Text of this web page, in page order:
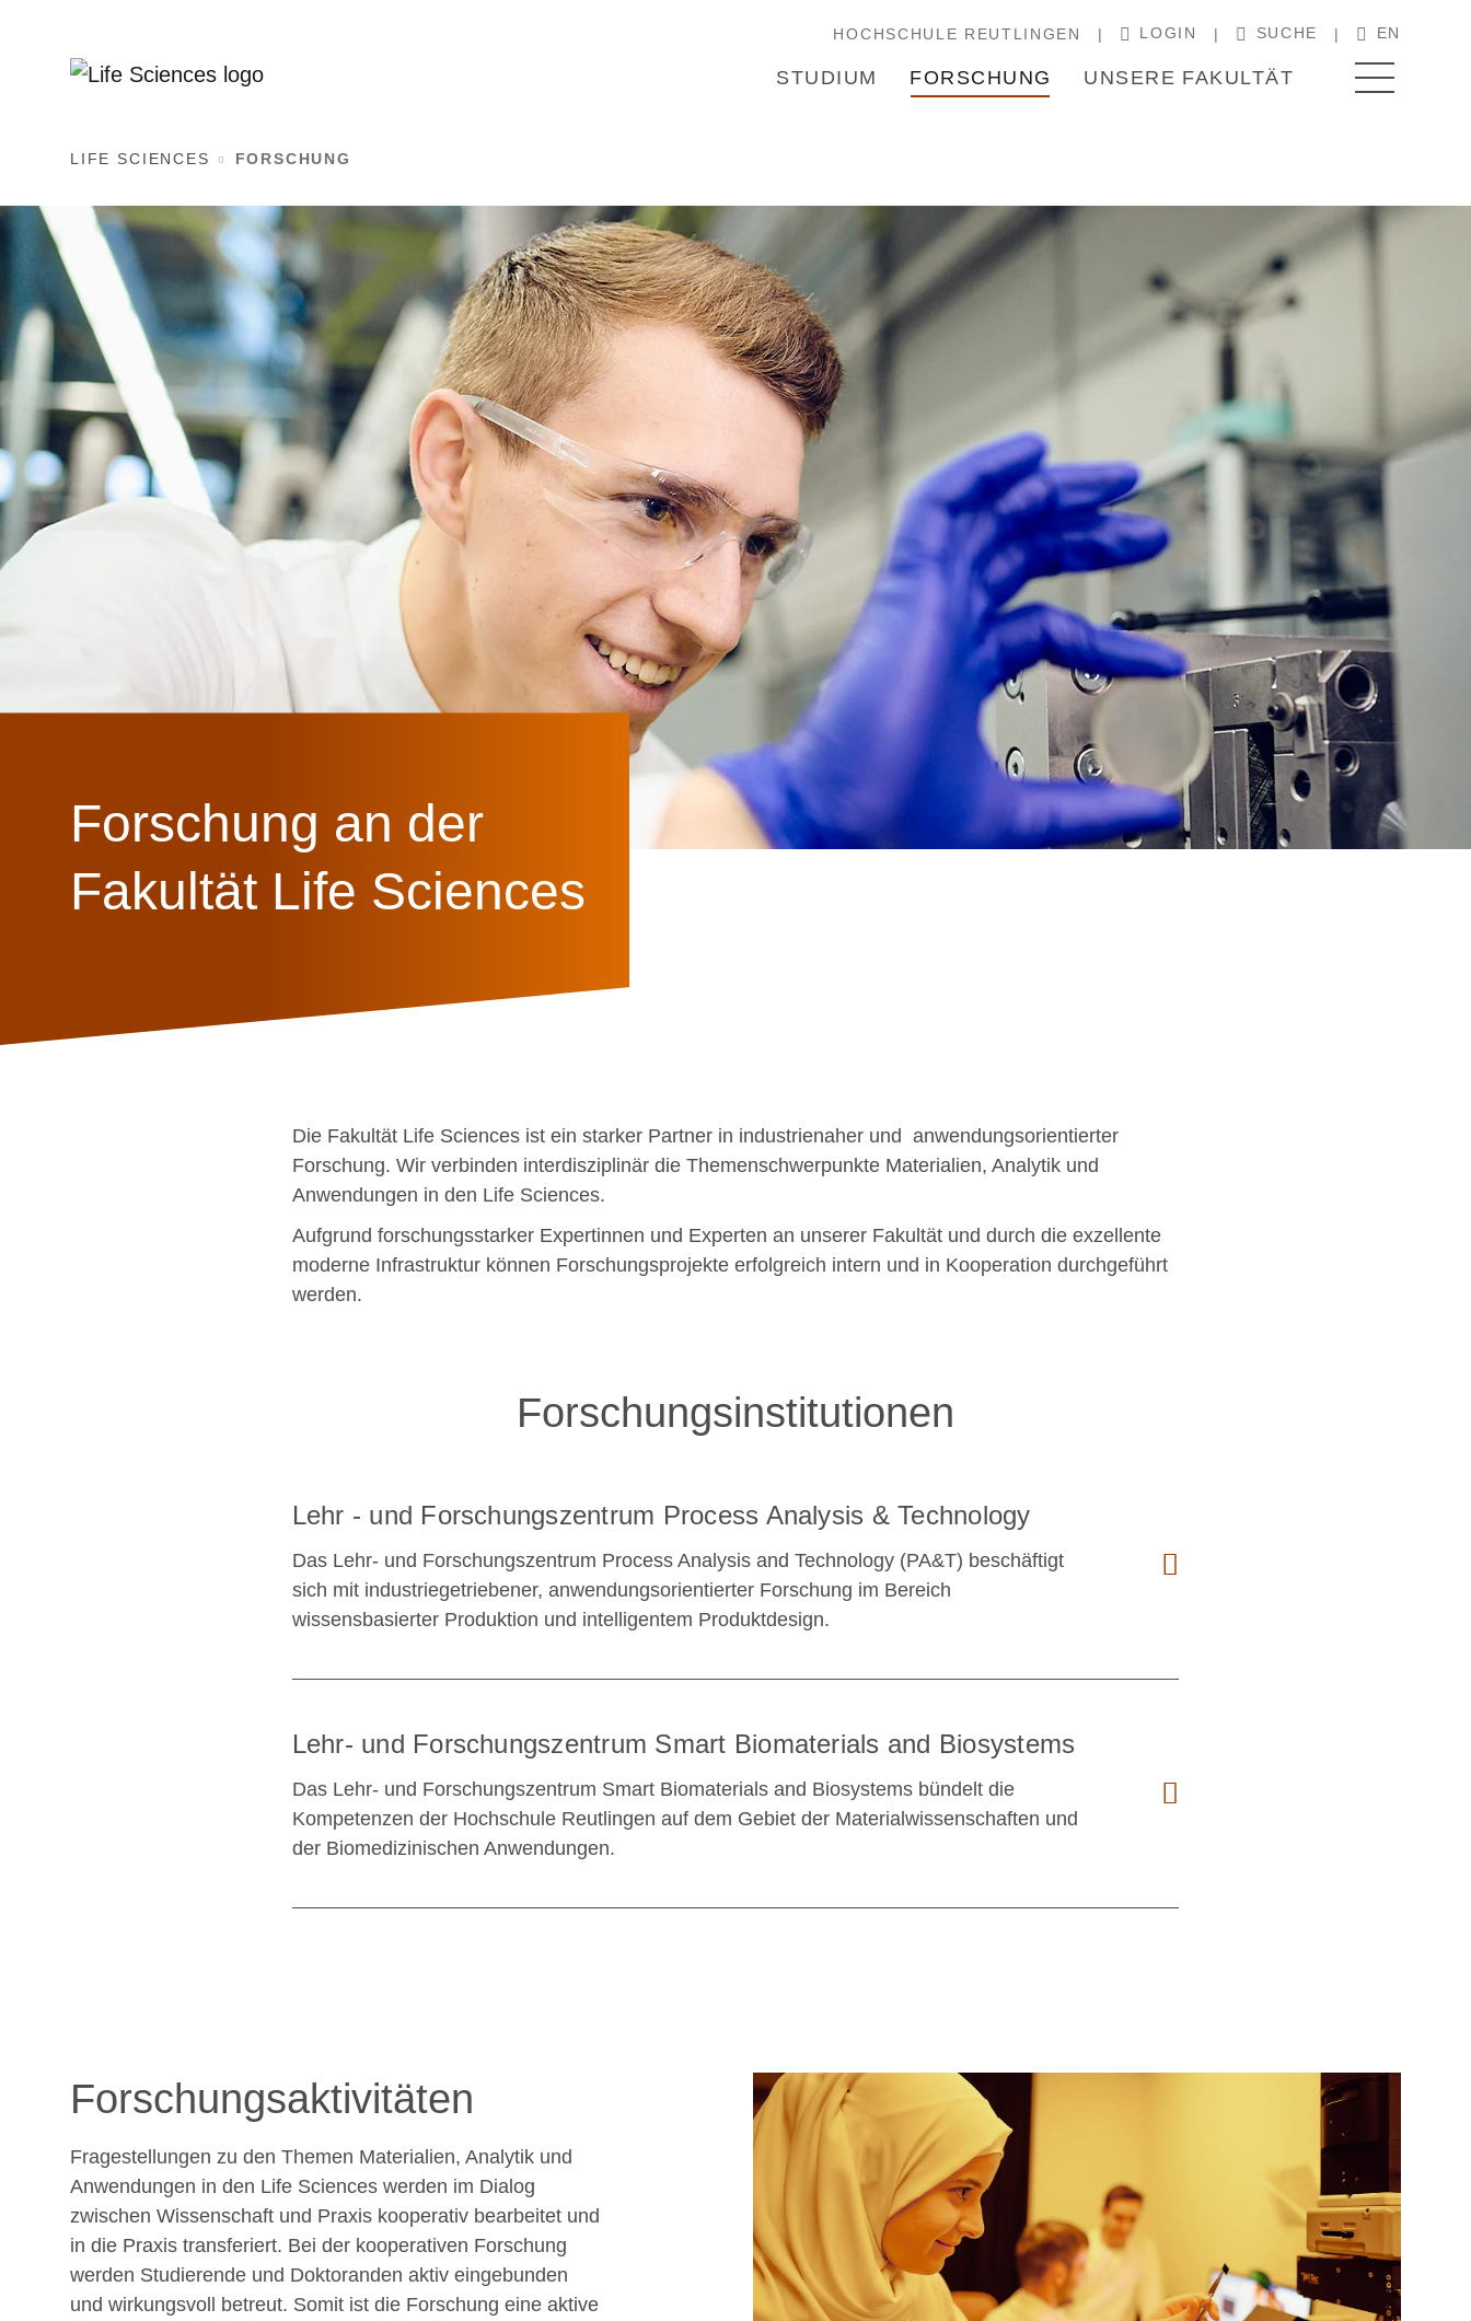
HOCHSCHULE REUTLINGEN LOGIN SUCHE EN
STUDIUM FORSCHUNG UNSERE FAKULTÄT
LIFE SCIENCES FORSCHUNG
Forschung an der
Fakultät Life Sciences
Die Fakultät Life Sciences ist ein starker Partner in industrienaher und anwendungsorientierter
Forschung. Wir verbinden interdisziplinär die Themenschwerpunkte Materialien, Analytik und
Anwendungen in den Life Sciences.
Aufgrund forschungsstarker Expertinnen und Experten an unserer Fakultät und durch die exzellente
moderne Infrastruktur können Forschungsprojekte erfolgreich intern und in Kooperation durchgeführt
werden.
Forschungsinstitutionen
Lehr - und Forschungszentrum Process Analysis & Technology
Das Lehr- und Forschungszentrum Process Analysis and Technology (PA&T) beschäftigt
sich mit industriegetriebener, anwendungsorientierter Forschung im Bereich
wissensbasierter Produktion und intelligentem Produktdesign.
Lehr- und Forschungszentrum Smart Biomaterials and Biosystems
Das Lehr- und Forschungszentrum Smart Biomaterials and Biosystems bündelt die
Kompetenzen der Hochschule Reutlingen auf dem Gebiet der Materialwissenschaften und
der Biomedizinischen Anwendungen.
Forschungsaktivitäten
Fragestellungen zu den Themen Materialien, Analytik und
Anwendungen in den Life Sciences werden im Dialog
zwischen Wissenschaft und Praxis kooperativ bearbeitet und
in die Praxis transferiert. Bei der kooperativen Forschung
werden Studierende und Doktoranden aktiv eingebunden
und wirkungsvoll betreut. Somit ist die Forschung eine aktive